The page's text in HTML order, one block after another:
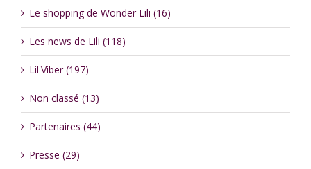
Le shopping de Wonder Lili (16)
Les news de Lili (118)
Lil'Viber (197)
Non classé (13)
Partenaires (44)
Presse (29)